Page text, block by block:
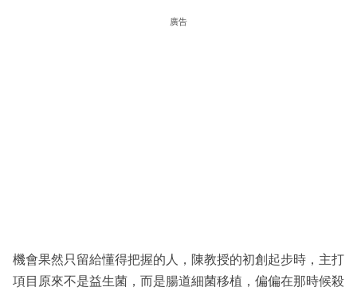
廣告
機會果然只留給懂得把握的人，陳教授的初創起步時，主打
項目原來不是益生菌，而是腸道細菌移植，偏偏在那時候殺